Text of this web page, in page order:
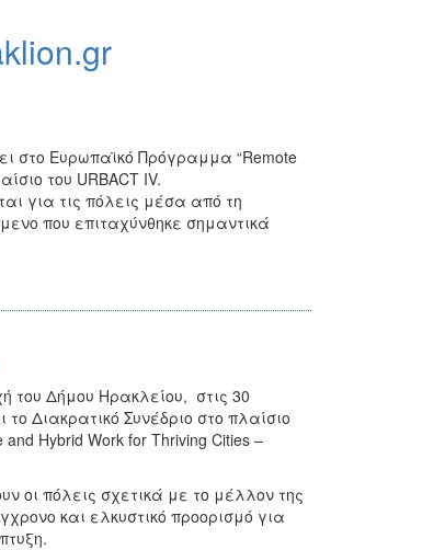
στο Ευρωπαϊκό Πρόγραμμα “Remote
του URBACT IV.
για τις πόλεις μέσα από τη
που επιταχύνθηκε σημαντικά
του Δήμου Ηρακλείου, στις 30
Διακρατικό Συνέδριο στο πλαίσιο
Hybrid Work for Thriving Cities –
οι πόλεις σχετικά με το μέλλον της
και ελκυστικό προορισμό για